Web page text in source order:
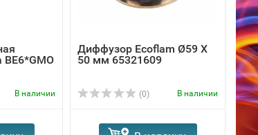
В наличии
Диффузор Ecoflam Ø59 X
50 мм 65321609
(0) В наличии